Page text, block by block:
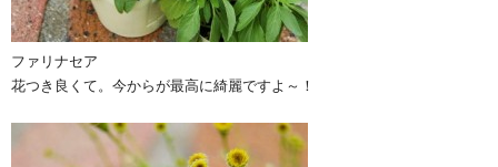
ファリナセア
花つき良くて。今からが最高に綺麗ですよ～！